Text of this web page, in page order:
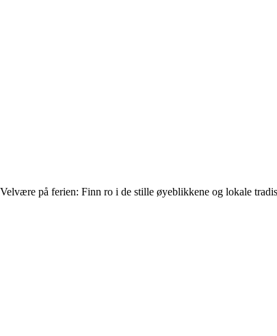
Velvære på ferien: Finn ro i de stille øyeblikkene og lokale